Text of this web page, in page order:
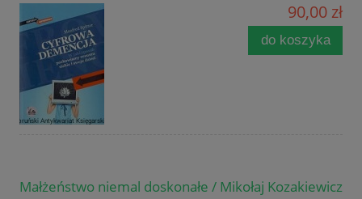
90,00 zł
do koszyka
Małżeństwo niemal doskonałe / Mikołaj Kozakiewicz